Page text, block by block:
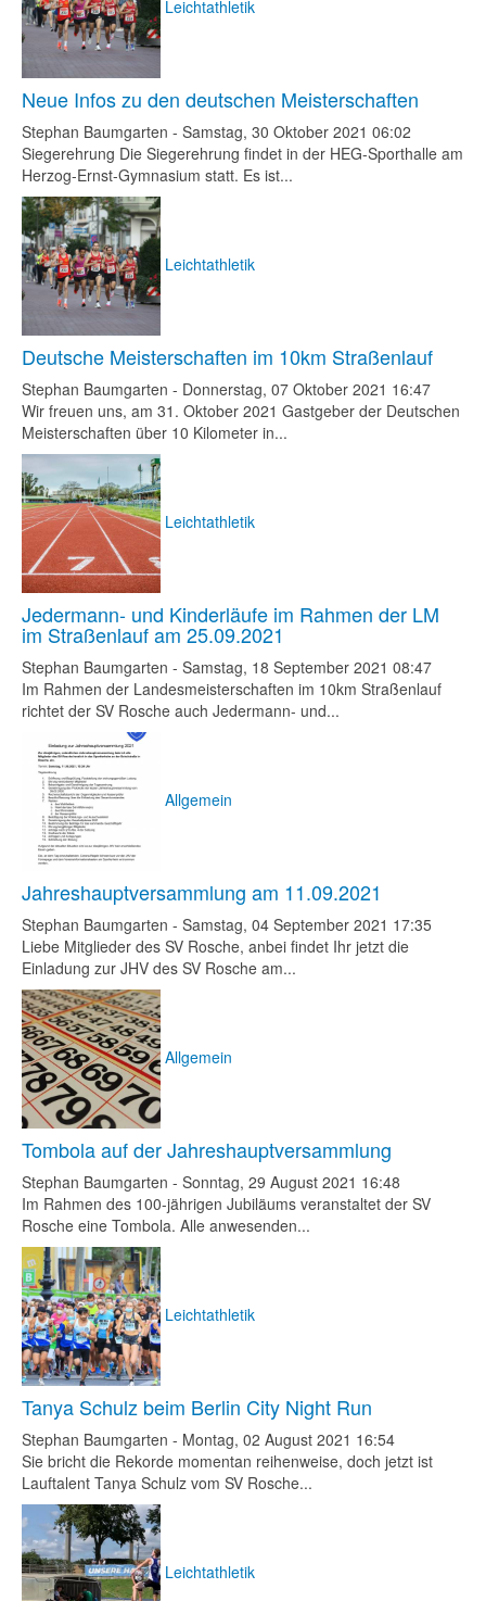
Leichtathletik
Neue Infos zu den deutschen Meisterschaften
Stephan Baumgarten - Samstag, 30 Oktober 2021 06:02
Siegerehrung Die Siegerehrung findet in der HEG-Sporthalle am
Herzog-Ernst-Gymnasium statt. Es ist...
Leichtathletik
Deutsche Meisterschaften im 10km Straßenlauf
Stephan Baumgarten - Donnerstag, 07 Oktober 2021 16:47
Wir freuen uns, am 31. Oktober 2021 Gastgeber der Deutschen
Meisterschaften über 10 Kilometer in...
Leichtathletik
Jedermann- und Kinderläufe im Rahmen der LM
im Straßenlauf am 25.09.2021
Stephan Baumgarten - Samstag, 18 September 2021 08:47
Im Rahmen der Landesmeisterschaften im 10km Straßenlauf
richtet der SV Rosche auch Jedermann- und...
Allgemein
Jahreshauptversammlung am 11.09.2021
Stephan Baumgarten - Samstag, 04 September 2021 17:35
Liebe Mitglieder des SV Rosche, anbei findet Ihr jetzt die
Einladung zur JHV des SV Rosche am...
Allgemein
Tombola auf der Jahreshauptversammlung
Stephan Baumgarten - Sonntag, 29 August 2021 16:48
Im Rahmen des 100-jährigen Jubiläums veranstaltet der SV
Rosche eine Tombola. Alle anwesenden...
Leichtathletik
Tanya Schulz beim Berlin City Night Run
Stephan Baumgarten - Montag, 02 August 2021 16:54
Sie bricht die Rekorde momentan reihenweise, doch jetzt ist
Lauftalent Tanya Schulz vom SV Rosche...
Leichtathletik